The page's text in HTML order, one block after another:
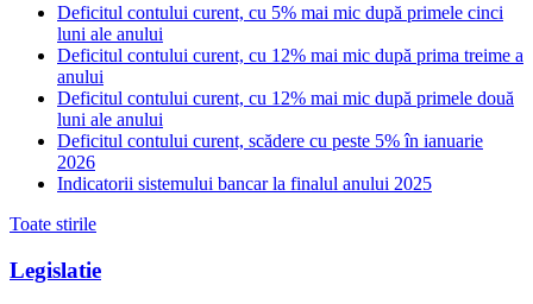
Deficitul contului curent, cu 5% mai mic după primele cinci
luni ale anului
Deficitul contului curent, cu 12% mai mic după prima treime a
anului
Deficitul contului curent, cu 12% mai mic după primele două
luni ale anului
Deficitul contului curent, scădere cu peste 5% în ianuarie
2026
Indicatorii sistemului bancar la finalul anului 2025
Toate stirile
Legislatie